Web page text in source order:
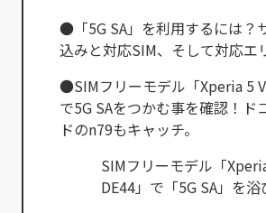
●「5G SA」を利用するには？
込みと対応SIM、そして対応エ
●SIMフリーモデル「Xperia 5 V
で5G SAをつかむ事を確認！ド
ドのn79もキャッチ。
SIMフリーモデル「
DE44」で「5G SA」を